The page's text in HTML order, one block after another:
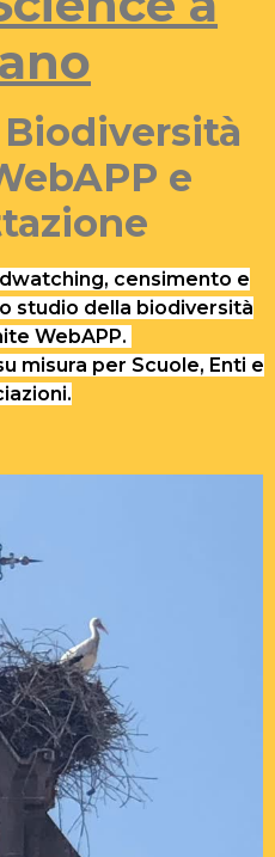
Biodiversità
e
censimento e
studio della biodiversità
WebAPP.
misura per Scuole, Enti e